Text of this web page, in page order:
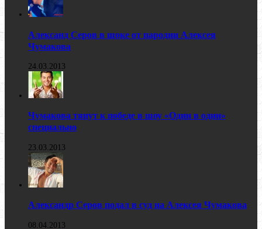
Александ Серов в шоке от пародии Алексея
Чумакова
24.03.2013
Чумакова тянут к победе в шоу «Один в один»
специально
23.03.2013
Александр Серов подал в суд на Алексея Чумакова
08.04.2013